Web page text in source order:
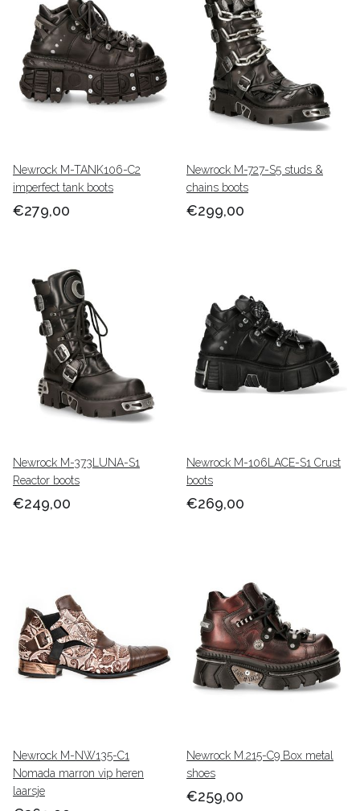
Newrock M-TANK106-C2
imperfect tank boots
€279,00
Newrock M-727-S5 studs &
chains boots
€299,00
Newrock M-373LUNA-S1
Reactor boots
€249,00
Newrock M-106LACE-S1 Crust
boots
€269,00
Newrock M-NW135-C1
Nomada marron vip heren
laarsje
Newrock M.215-C9 Box metal
shoes
€259,00